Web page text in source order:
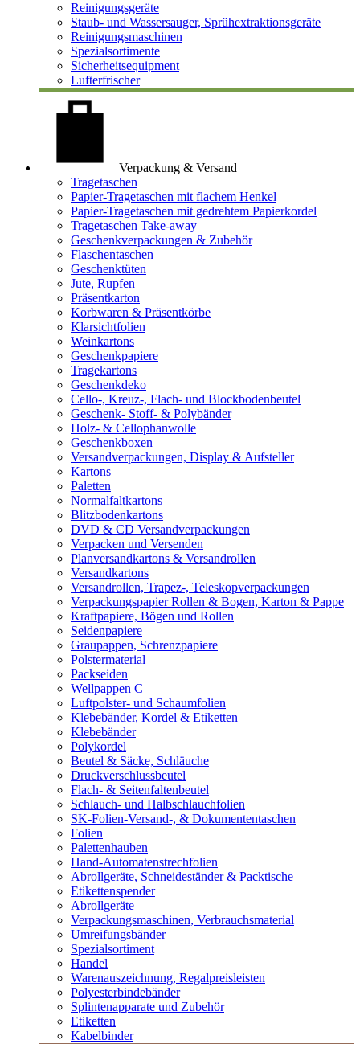
Reinigungsgeräte
Staub- und Wassersauger, Sprühextraktionsgeräte
Reinigungsmaschinen
Spezialsortimente
Sicherheitsequipment
Lufterfrischer
Verpackung & Versand
Tragetaschen
Papier-Tragetaschen mit flachem Henkel
Papier-Tragetaschen mit gedrehtem Papierkordel
Tragetaschen Take-away
Geschenkverpackungen & Zubehör
Flaschentaschen
Geschenktüten
Jute, Rupfen
Präsentkarton
Korbwaren & Präsentkörbe
Klarsichtfolien
Weinkartons
Geschenkpapiere
Tragekartons
Geschenkdeko
Cello-, Kreuz-, Flach- und Blockbodenbeutel
Geschenk- Stoff- & Polybänder
Holz- & Cellophanwolle
Geschenkboxen
Versandverpackungen, Display & Aufsteller
Kartons
Paletten
Normalfaltkartons
Blitzbodenkartons
DVD & CD Versandverpackungen
Verpacken und Versenden
Planversandkartons & Versandrollen
Versandkartons
Versandrollen, Trapez-, Teleskopverpackungen
Verpackungspapier Rollen & Bogen, Karton & Pappe
Kraftpapiere, Bögen und Rollen
Seidenpapiere
Graupappen, Schrenzpapiere
Polstermaterial
Packseiden
Wellpappen C
Luftpolster- und Schaumfolien
Klebebänder, Kordel & Etiketten
Klebebänder
Polykordel
Beutel & Säcke, Schläuche
Druckverschlussbeutel
Flach- & Seitenfaltenbeutel
Schlauch- und Halbschlauchfolien
SK-Folien-Versand-, & Dokumententaschen
Folien
Palettenhauben
Hand-Automatenstrechfolien
Abrollgeräte, Schneideständer & Packtische
Etikettenspender
Abrollgeräte
Verpackungsmaschinen, Verbrauchsmaterial
Umreifungsbänder
Spezialsortiment
Handel
Warenauszeichnung, Regalpreisleisten
Polyesterbindebänder
Splintenapparate und Zubehör
Etiketten
Kabelbinder